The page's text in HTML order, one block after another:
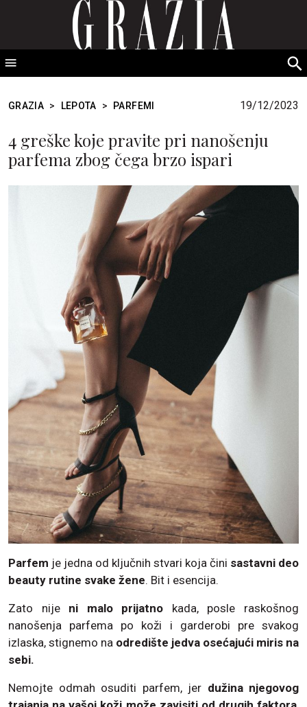
GRAZIA Srbija
GRAZIA > LEPOTA > PARFEMI 19/12/2023
4 greške koje pravite pri nanošenju
parfema zbog čega brzo ispari
Parfem je jedna od ključnih stvari koja čini sastavni deo
beauty rutine svake žene. Bit i esencija.
Zato nije ni malo prijatno kada, posle raskošnog
nanošenja parfema po koži i garderobi pre svakog
izlaska, stignemo na odredište jedva osećajući miris na
sebi.
Nemojte odmah osuditi parfem, jer dužina njegovog